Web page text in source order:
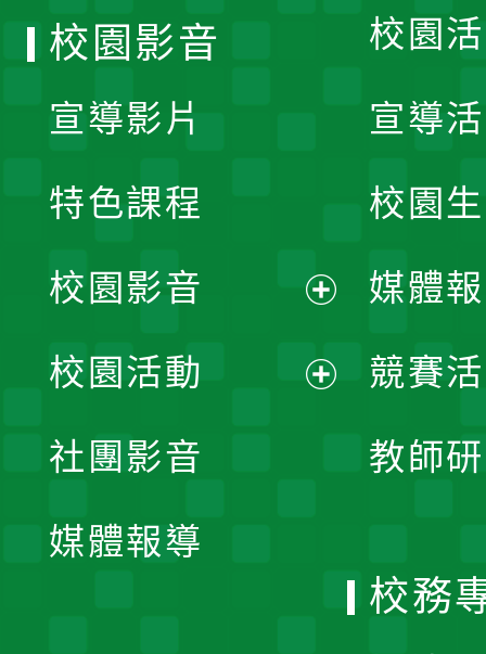
校園
宣導
校園
媒體
競賽
教師
校園影音
宣導影片
特色課程
校園影音
開
校園活動
社團影音
媒體報導
校務